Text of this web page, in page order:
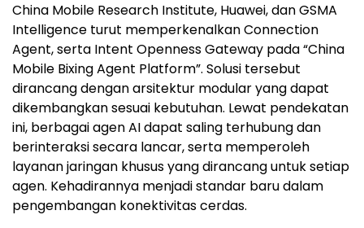
China Mobile Research Institute, Huawei, dan GSMA
Intelligence turut memperkenalkan Connection
Agent, serta Intent Openness Gateway pada “China
Mobile Bixing Agent Platform”. Solusi tersebut
dirancang dengan arsitektur modular yang dapat
dikembangkan sesuai kebutuhan. Lewat pendekatan
ini, berbagai agen AI dapat saling terhubung dan
berinteraksi secara lancar, serta memperoleh
layanan jaringan khusus yang dirancang untuk setiap
agen. Kehadirannya menjadi standar baru dalam
pengembangan konektivitas cerdas.